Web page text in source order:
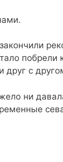
побрели
друг с
ни